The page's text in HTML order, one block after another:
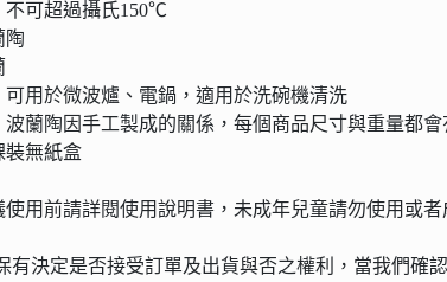
不可超過攝氏150℃
陶
可用於微波爐、電鍋，適用於洗碗機清洗
波蘭陶因手工製成的關係，每個商品尺寸與重量都
無紙盒
使用前請詳閱使用說明書，未成年兒童請勿使用或
有決定是否接受訂單及出貨與否之權利，當我們確